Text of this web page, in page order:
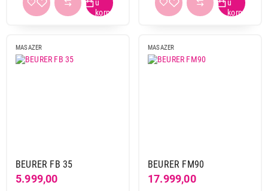
krem
1
siva
MASAZER
BEURER FB 35
5.999,00
MASAZER
BEURER FM90
17.999,00